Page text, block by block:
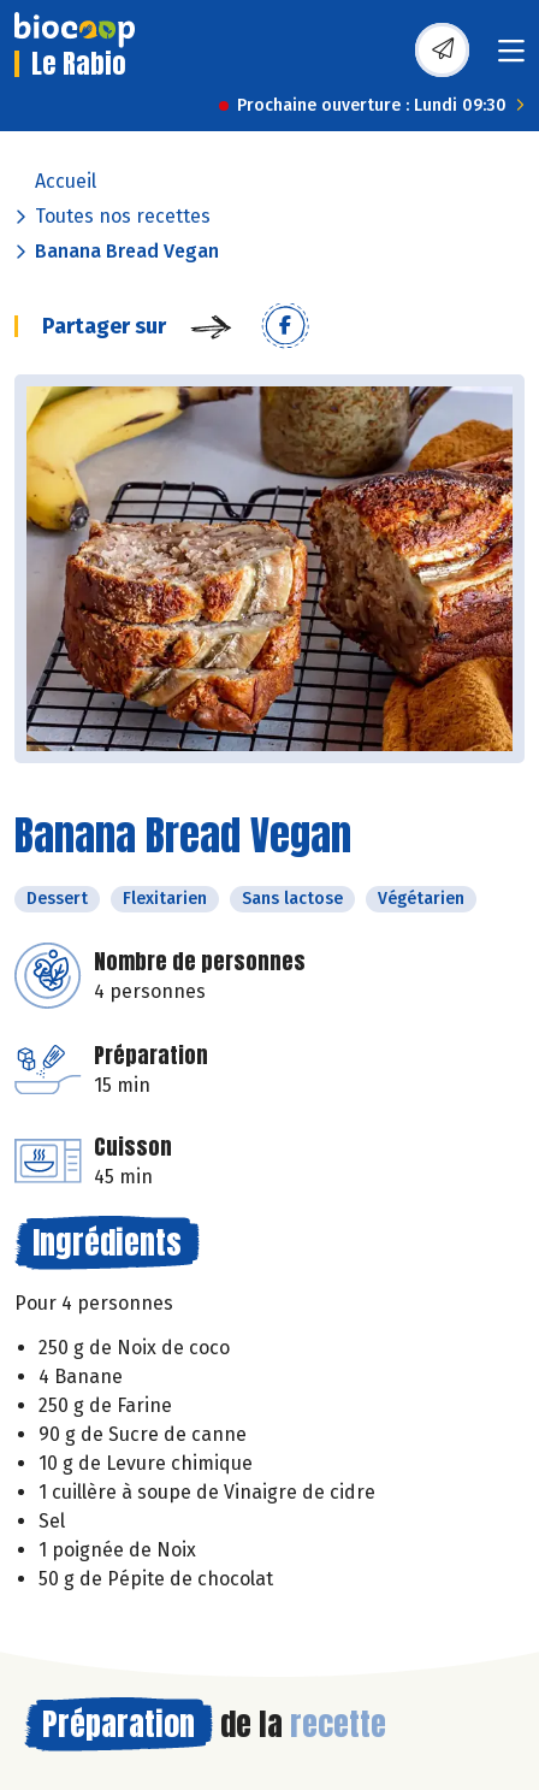
Le Rabio
Prochaine ouverture : Lundi 09:30
Accueil
Toutes nos recettes
Banana Bread Vegan
Partager sur
Banana Bread Vegan
Dessert Flexitarien Sans lactose Végétarien
Nombre de personnes
4 personnes
Préparation
15 min
Cuisson
45 min
Ingrédients
Pour 4 personnes
250 g de Noix de coco
4 Banane
250 g de Farine
90 g de Sucre de canne
10 g de Levure chimique
1 cuillère à soupe de Vinaigre de cidre
Sel
1 poignée de Noix
50 g de Pépite de chocolat
Préparation de la recette